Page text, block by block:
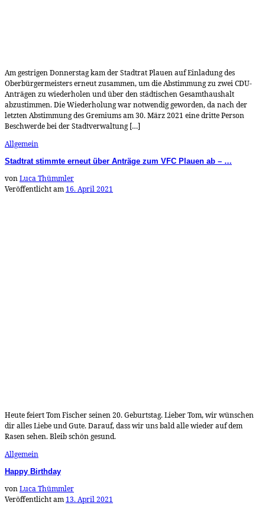
Am gestrigen Donnerstag kam der Stadtrat Plauen auf Einladung des
Oberbürgermeisters erneut zusammen, um die Abstimmung zu zwei CDU-
Anträgen zu wiederholen und über den städtischen Gesamthaushalt
abzustimmen. Die Wiederholung war notwendig geworden, da nach der
letzten Abstimmung des Gremiums am 30. März 2021 eine dritte Person
Beschwerde bei der Stadtverwaltung […]
Allgemein
Stadtrat stimmte erneut über Anträge zum VFC Plauen ab – …
vonLuca Thümmler
Veröffentlicht am 16. April 2021
Heute feiert Tom Fischer seinen 20. Geburtstag. Lieber Tom, wir wünschen
dir alles Liebe und Gute. Darauf, dass wir uns bald alle wieder auf dem
Rasen sehen. Bleib schön gesund.
Allgemein
Happy Birthday
vonLuca Thümmler
Veröffentlicht am 13. April 2021